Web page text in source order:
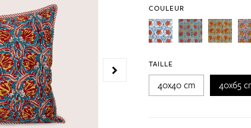
COULEUR
TAILLE
40x40 cm 40x65